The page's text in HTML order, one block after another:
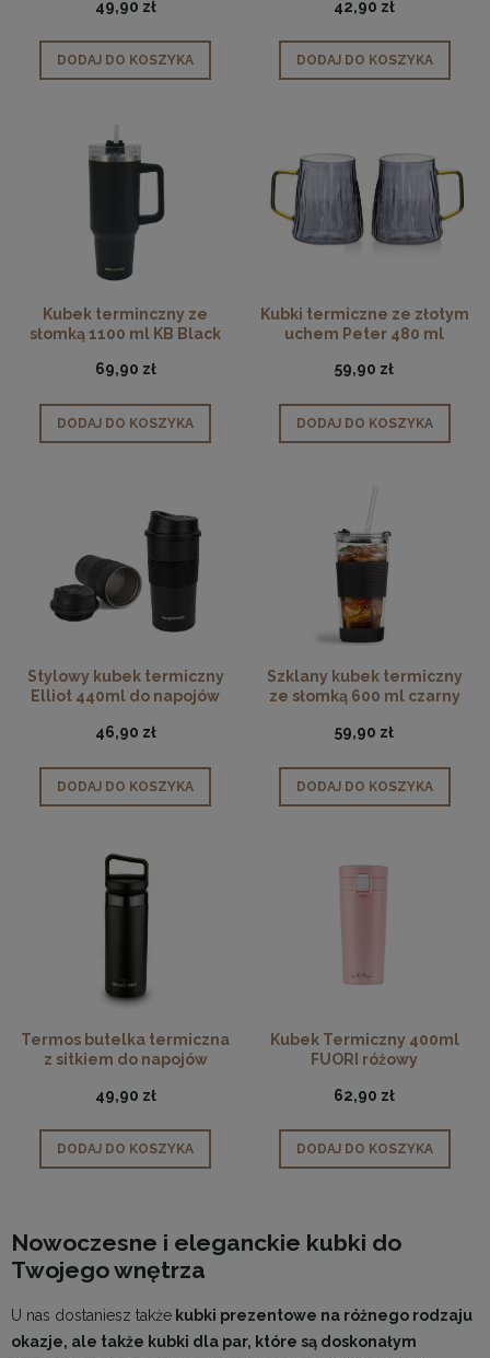
49,90 zł
DODAJ DO KOSZYKA
42,90 zł
DODAJ DO KOSZYKA
Kubek terminczny ze
słomką 1100 ml KB Black
69,90 zł
DODAJ DO KOSZYKA
Kubki termiczne ze złotym
uchem Peter 480 ml
59,90 zł
DODAJ DO KOSZYKA
Stylowy kubek termiczny
Elliot 440ml do napojów
46,90 zł
DODAJ DO KOSZYKA
Szklany kubek termiczny
ze słomką 600 ml czarny
59,90 zł
DODAJ DO KOSZYKA
Termos butelka termiczna
z sitkiem do napojów
49,90 zł
DODAJ DO KOSZYKA
Kubek Termiczny 400ml
FUORI różowy
62,90 zł
DODAJ DO KOSZYKA
Nowoczesne i eleganckie kubki do
Twojego wnętrza
U nas dostaniesz także kubki prezentowe na różnego rodzaju
okazje, ale także kubki dla par, które są doskonałym